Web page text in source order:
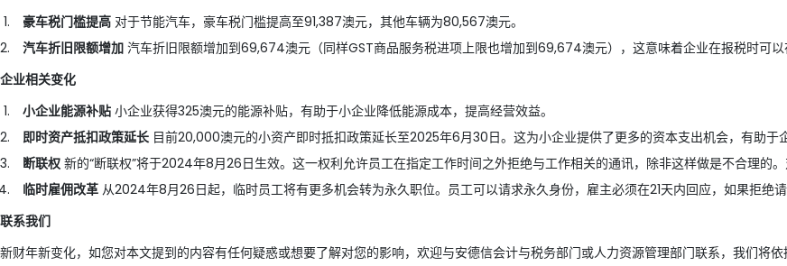
豪车税门槛提高 对于节能汽车，豪车税门槛提高至91,387澳元，其他车辆为80,567澳元。
汽车折旧限额增加 汽车折旧限额增加到69,674澳元（同样GST商品服务税进项上限也增加到69,674澳元），这意味着企业在报税时可以
企业相关变化
小企业能源补贴 小企业获得325澳元的能源补贴，有助于小企业降低能源成本，提高经营效益。
即时资产抵扣政策延长 目前20,000澳元的小资产即时抵扣政策延长至2025年6月30日。这为小企业提供了更多的资本支出机会，有助于
断联权 新的“断联权”将于2024年8月26日生效。这一权利允许员工在指定工作时间之外拒绝与工作相关的通讯，除非这样做是不合理的
临时雇佣改革 从2024年8月26日起，临时员工将有更多机会转为永久职位。员工可以请求永久身份，雇主必须在21天内回应，如果拒绝请
联系我们
新财年新变化，如您对本文提到的内容有任何疑惑或想要了解对您的影响，欢迎与安德信会计与税务部门或人力资源管理部门联系，我们将